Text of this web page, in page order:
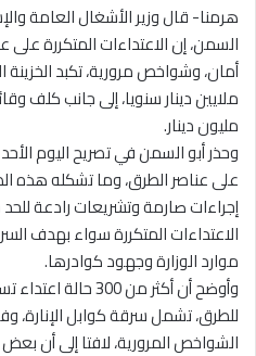
هرمنا- قال وزير الأشغال العامة
السمن، إن الاعتداءات المتكررة على
ملايين دينار سنويا، إلى جانب كلف
مليون دينار.
وحذر أبو السمن في تصريح اليوم
على عناصر الطرق، وما تشكله هذه
إجراءات صارمة وتشريعات رادعة للحد
الاعتداءات المتكررة سواء بهدف
موارد الوزارة وجهود كوادرها.
وأوضح أن أكثر من
للطرق، تشمل سرقة كوابل الإنارة،
الشواخص المرورية، لافتا إلى أن